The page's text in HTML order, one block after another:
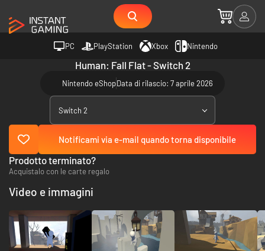
PC PlayStation Xbox Nintendo
Human: Fall Flat - Switch 2
Nintendo eShopData di rilascio: 7 aprile 2026
Switch 2
Notificami via e-mail quando torna disponibile
Prodotto terminato?
Acquistalo con le carte regalo
Video e immagini